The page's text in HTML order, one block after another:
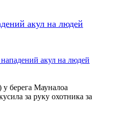
акул на людей
акул на людей
берега Мауналоа
за руку охотника за